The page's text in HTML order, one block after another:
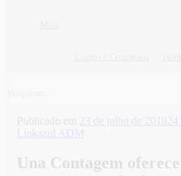
Publicado em 23 de julho de 2018
Linkazul ADM
Una Contagem